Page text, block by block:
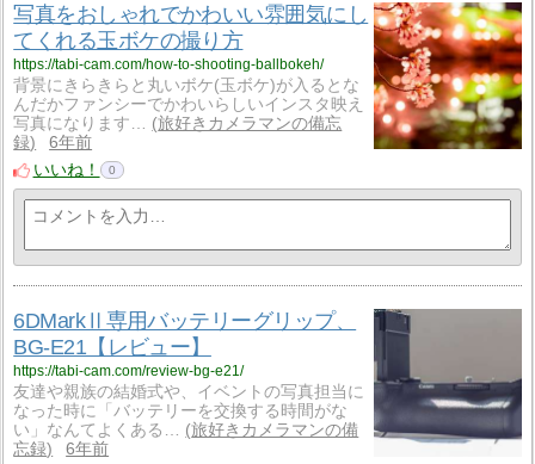
写真をおしゃれでかわいい雰囲気にし
てくれる玉ボケの撮り方
https://tabi-cam.com/how-to-shooting-ballbokeh/
背景にきらきらと丸いボケ(玉ボケ)が入るとな
んだかファンシーでかわいらしいインスタ映え
写真になります…
旅好きカメラマンの備忘
録
6年前
いいね！
0
6DMarkⅡ専用バッテリーグリップ、
BG-E21【レビュー】
https://tabi-cam.com/review-bg-e21/
友達や親族の結婚式や、イベントの写真担当に
なった時に「バッテリーを交換する時間がな
い」なんてよくある…
旅好きカメラマンの備
忘録
6年前